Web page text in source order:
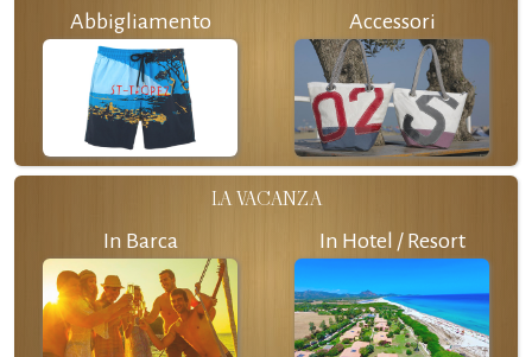
Abbigliamento Accessori
LA VACANZA
In Barca In Hotel / Resort